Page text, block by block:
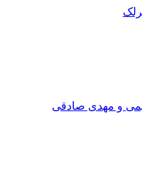
و مهدی صادقی